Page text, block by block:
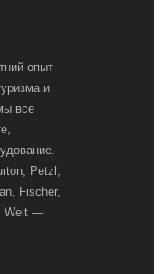
опыт
и
все
Petzl,
Fischer,
Welt —